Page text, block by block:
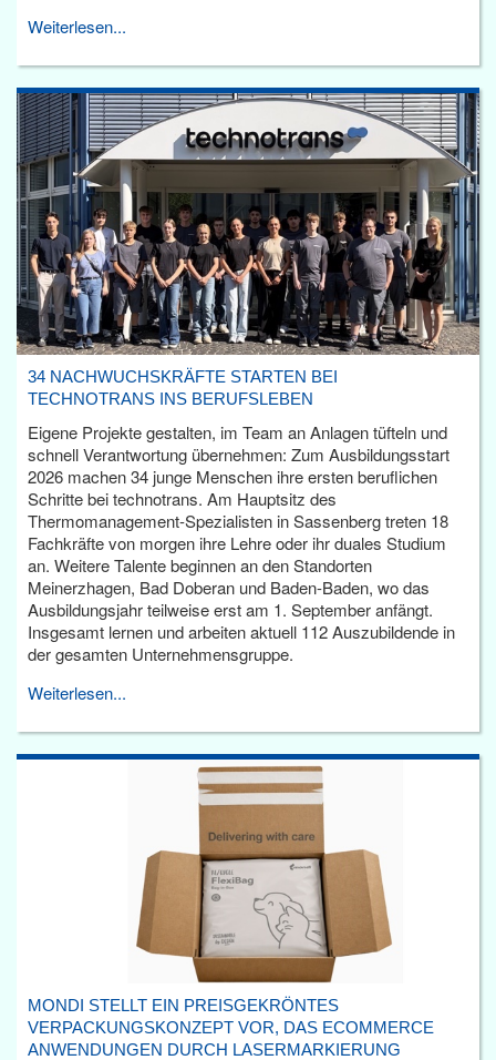
Weiterlesen...
34 NACHWUCHSKRÄFTE STARTEN BEI
TECHNOTRANS INS BERUFSLEBEN
Eigene Projekte gestalten, im Team an Anlagen tüfteln und
schnell Verantwortung übernehmen: Zum Ausbildungsstart
2026 machen 34 junge Menschen ihre ersten beruflichen
Schritte bei technotrans. Am Hauptsitz des
Thermomanagement-Spezialisten in Sassenberg treten 18
Fachkräfte von morgen ihre Lehre oder ihr duales Studium
an. Weitere Talente beginnen an den Standorten
Meinerzhagen, Bad Doberan und Baden-Baden, wo das
Ausbildungsjahr teilweise erst am 1. September anfängt.
Insgesamt lernen und arbeiten aktuell 112 Auszubildende in
der gesamten Unternehmensgruppe.
Weiterlesen...
MONDI STELLT EIN PREISGEKRÖNTES
VERPACKUNGSKONZEPT VOR, DAS ECOMMERCE
ANWENDUNGEN DURCH LASERMARKIERUNG